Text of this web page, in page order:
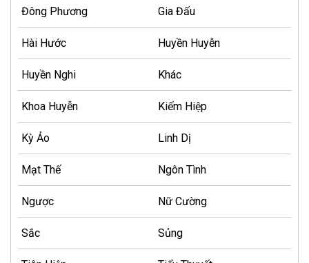
Đông Phương Gia Đấu
Hài Hước Huyền Huyễn
Huyền Nghi Khác
Khoa Huyễn Kiếm Hiệp
Kỳ Ảo Linh Dị
Mạt Thế Ngôn Tình
Ngược Nữ Cường
Sắc Sủng